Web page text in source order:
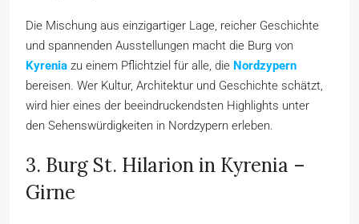
Die Mischung aus einzigartiger Lage, reicher Geschichte
und spannenden Ausstellungen macht die Burg von
Kyrenia zu einem Pflichtziel für alle, die Nordzypern
bereisen. Wer Kultur, Architektur und Geschichte schätzt,
wird hier eines der beeindruckendsten Highlights unter
den Sehenswürdigkeiten in Nordzypern erleben.
3. Burg St. Hilarion in Kyrenia –
Girne